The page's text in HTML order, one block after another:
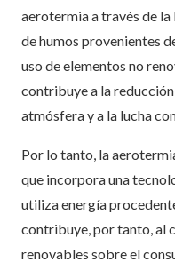
aerotermia a través de
de humos provenientes
uso de elementos no
contribuye a la
atmósfera y a la lucha
Por lo tanto, la
que incorpora una
utiliza energía
contribuye, por tanto, al
renovables sobre el